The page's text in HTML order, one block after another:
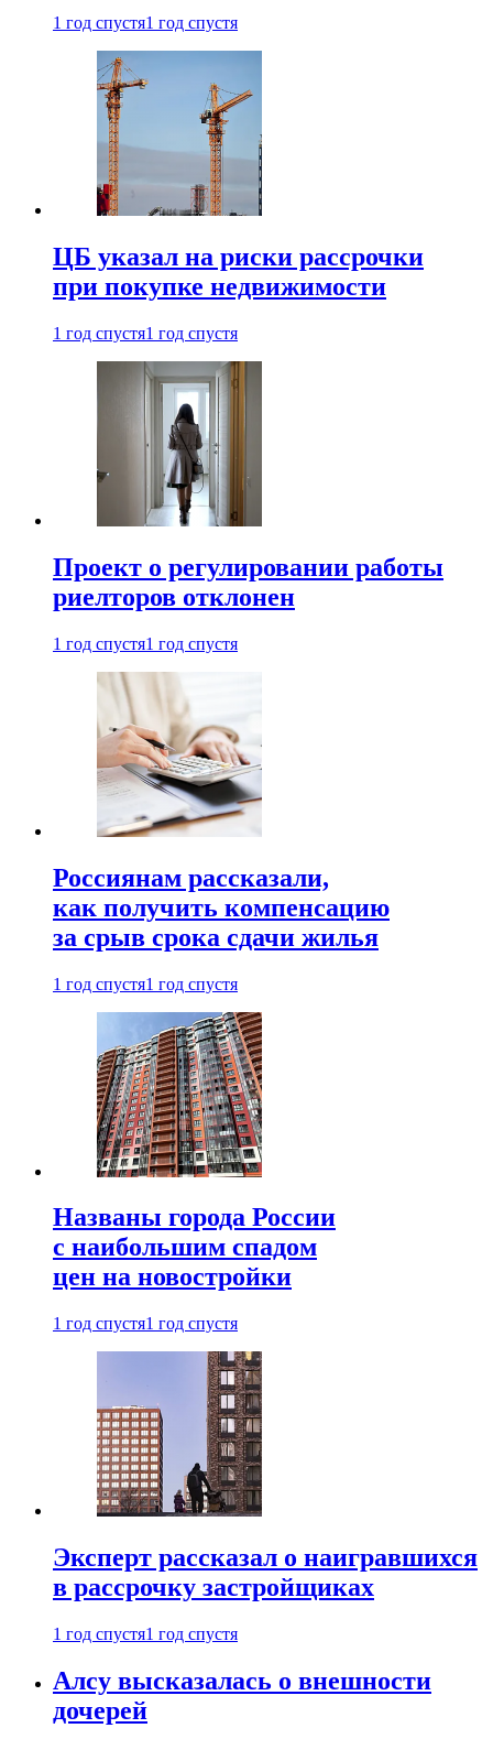
1 год спустя1 год спустя
ЦБ указал на риски рассрочки
при покупке недвижимости
1 год спустя1 год спустя
Проект о регулировании работы
риелторов отклонен
1 год спустя1 год спустя
Россиянам рассказали,
как получить компенсацию
за срыв срока сдачи жилья
1 год спустя1 год спустя
Названы города России
с наибольшим спадом
цен на новостройки
1 год спустя1 год спустя
Эксперт рассказал о наигравшихся
в рассрочку застройщиках
1 год спустя1 год спустя
Алсу высказалась о внешности
дочерей